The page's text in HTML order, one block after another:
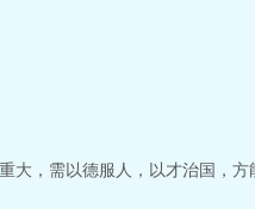
大，需以德服人，以才治国，方